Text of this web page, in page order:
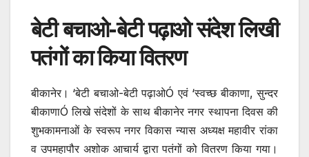
बेटी बचाओ-बेटी पढ़ाओ संदेश लिखी
पतंगों का किया वितरण
बीकानेर। ‘बेटी बचाओ-बेटी पढ़ाओÓ एवं ‘स्वच्छ बीकाणा, सुन्दर
बीकाणाÓ लिखे संदेशों के साथ बीकानेर नगर स्थापना दिवस की
शुभकामनाओं के स्वरूप नगर विकास न्यास अध्यक्ष महावीर रांका
व उपमहापौर अशोक आचार्य द्वारा पतंगों को वितरण किया गया।